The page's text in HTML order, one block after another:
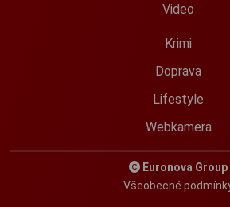
Video
Krimi
Doprava
Lifestyle
Webkamera
Euronova Group
Všeobecné